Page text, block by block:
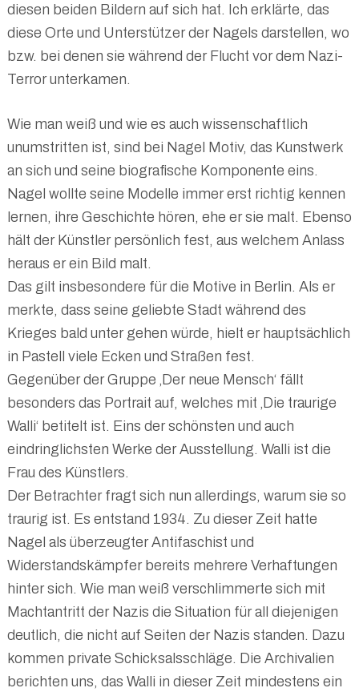
diesen beiden Bildern auf sich hat. Ich erklärte, das
diese Orte und Unterstützer der Nagels darstellen, wo
bzw. bei denen sie während der Flucht vor dem Nazi-
Terror unterkamen.
Wie man weiß und wie es auch wissenschaftlich
unumstritten ist, sind bei Nagel Motiv, das Kunstwerk
an sich und seine biografische Komponente eins.
Nagel wollte seine Modelle immer erst richtig kennen
lernen, ihre Geschichte hören, ehe er sie malt. Ebenso
hält der Künstler persönlich fest, aus welchem Anlass
heraus er ein Bild malt.
Das gilt insbesondere für die Motive in Berlin. Als er
merkte, dass seine geliebte Stadt während des
Krieges bald unter gehen würde, hielt er hauptsächlich
in Pastell viele Ecken und Straßen fest.
Gegenüber der Gruppe ‚Der neue Mensch‘ fällt
besonders das Portrait auf, welches mit ‚Die traurige
Walli‘ betitelt ist. Eins der schönsten und auch
eindringlichsten Werke der Ausstellung. Walli ist die
Frau des Künstlers.
Der Betrachter fragt sich nun allerdings, warum sie so
traurig ist. Es entstand 1934. Zu dieser Zeit hatte
Nagel als überzeugter Antifaschist und
Widerstandskämpfer bereits mehrere Verhaftungen
hinter sich. Wie man weiß verschlimmerte sich mit
Machtantritt der Nazis die Situation für all diejenigen
deutlich, die nicht auf Seiten der Nazis standen. Dazu
kommen private Schicksalsschläge. Die Archivalien
berichten uns, das Walli in dieser Zeit mindestens ein